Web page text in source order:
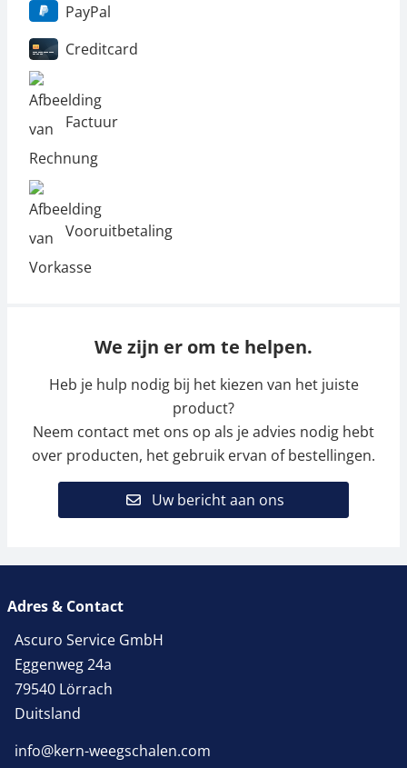
PayPal
Creditcard
Factuur
Vooruitbetaling
We zijn er om te helpen.
Heb je hulp nodig bij het kiezen van het juiste
product?
Neem contact met ons op als je advies nodig hebt
over producten, het gebruik ervan of bestellingen.
Uw bericht aan ons
Adres & Contact
Ascuro Service GmbH
Eggenweg 24a
79540 Lörrach
Duitsland
info@kern-weegschalen.com